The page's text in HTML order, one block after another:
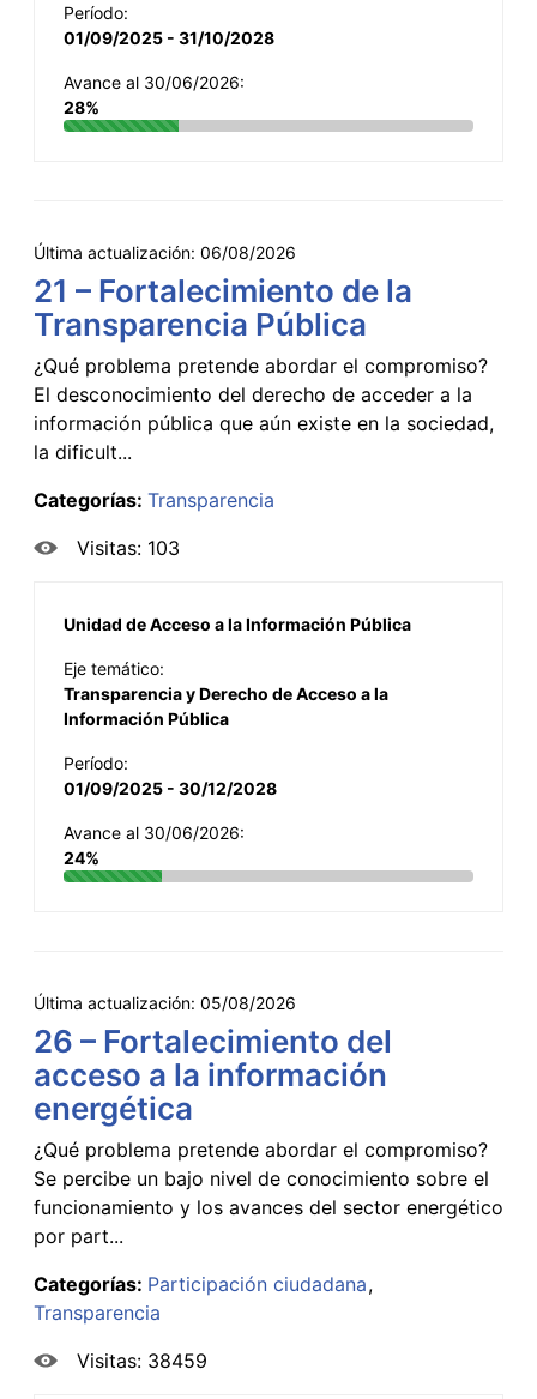
Período:
01/09/2025 - 31/10/2028
Avance al 30/06/2026:
28%
Última actualización: 06/08/2026
21 – Fortalecimiento de la
Transparencia Pública
¿Qué problema pretende abordar el compromiso?
El desconocimiento del derecho de acceder a la
información pública que aún existe en la sociedad,
la dificult...
Categorías: Transparencia
Visitas: 103
Unidad de Acceso a la Información Pública
Eje temático:
Transparencia y Derecho de Acceso a la
Información Pública
Período:
01/09/2025 - 30/12/2028
Avance al 30/06/2026:
24%
Última actualización: 05/08/2026
26 – Fortalecimiento del
acceso a la información
energética
¿Qué problema pretende abordar el compromiso?
Se percibe un bajo nivel de conocimiento sobre el
funcionamiento y los avances del sector energético
por part...
Categorías: Participación ciudadana
Transparencia
Visitas: 38459